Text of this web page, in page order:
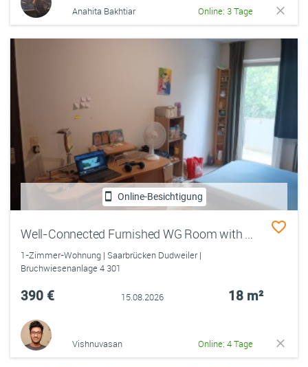
Anahita Bakhtiar Online: 3 Tage
Online-Besichtigung
Well-Connected Furnished WG Room with Balcony | 7 min to Uni | Shops & Buses Nearby
1-Zimmer-Wohnung | Saarbrücken Dudweiler |
Bruchwiesenanlage 4 301
390 € 15.08.2026 18 m²
Vishnuvasan Online: 4 Tage